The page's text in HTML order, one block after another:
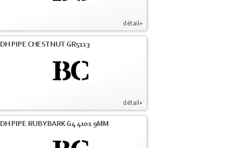
détail+
détail+
DH PIPE CHESTNUT GR5113
DH PIPE RUBYBARK G4 4101 9MM